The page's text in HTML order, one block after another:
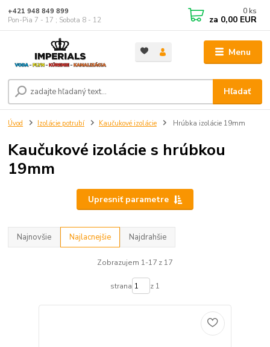
Menu
Hľadať
+421 948 849 899
Pon-Pia 7 - 17 ; Sobota 8 - 12
0 ks
za 0,00 EUR
Úvod Izolácie potrubí Kaučukové izolácie Hrúbka izolácie 19mm
Kaučukové izolácie s hrúbkou
19mm
Upresniť parametre
Najnovšie Najlacnejšie Najdrahšie
Zobrazujem 1-17 z 17
strana z 1